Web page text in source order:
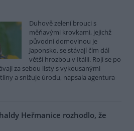
Duhově zelení brouci s
měňavými krovkami, jejichž
původní domovinou je
Japonsko, se stávají čím dál
větší hrozbou v Itálii. Rojí se po
za sebou listy s vykousanými
a snižuje úrodu, napsala agentura
Heřmanice rozhodlo, že